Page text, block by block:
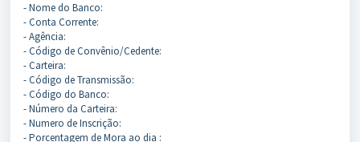
- Nome do Banco:
- Conta Corrente:
- Agência:
- Código de Convênio/Cedente:
- Carteira:
- Código de Transmissão:
- Código do Banco:
- Número da Carteira:
- Numero de Inscrição:
- Porcentagem de Mora ao dia :